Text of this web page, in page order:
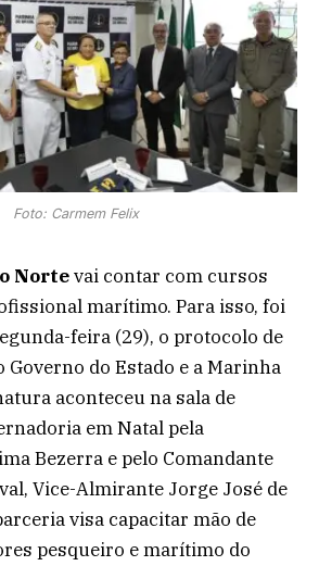
Foto: Carmem Felix
Nortevai contar com cursos
marítimo. Para isso, foi
feira (29), o protocolo de
Governo do Estado e a Marinha
aconteceu na sala de
em Natal pela
Bezerra e pelo Comandante
Vice-Almirante Jorge José de
visa capacitar mão de
pesqueiro e marítimo do